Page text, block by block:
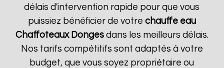
délais d'intervention rapide pour que vous
puissiez bénéficier de votre chauffe eau
Chaffoteaux Dongesdans les meilleurs délais.
Nos tarifs compétitifs sont adaptés à votre
budget, que vous soyez propriétaire ou